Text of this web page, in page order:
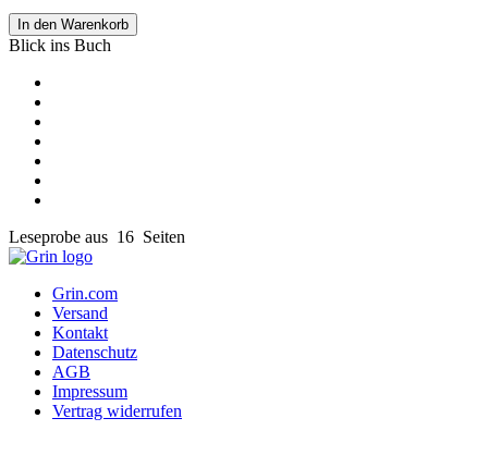
In den Warenkorb
Blick ins Buch
Leseprobe aus 16 Seiten
Grin.com
Versand
Kontakt
Datenschutz
AGB
Impressum
Vertrag widerrufen